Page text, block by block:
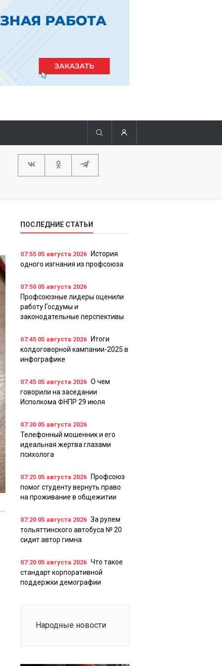
ПОСЛЕДНИЕ СТАТЬИ
07:55 05 августа 2026
История
одного изгнания из профсоюза
07:50 05 августа 2026
Профсоюзные лидеры оценили
работу Госдумы и
законодательные перспективы
07:45 05 августа 2026
Итоги
колдоговорной кампании-2025 в
инфографике
07:45 05 августа 2026 О чем
говорили на заседании
Исполкома ФНПР 29 июля
07:30 05 августа 2026
Телефонный мошенник и его
идеальная жертва глазами
психолога
07:25 05 августа 2026
Профсоюз
помог студенту вернуть право
на проживание в общежитии
07:20 05 августа 2026 За рулем
тольяттинского автобуса № 20
сидит автор гимна
07:20 05 августа 2026 Что такое
стандарт корпоративной
поддержки демографии
Народные новости